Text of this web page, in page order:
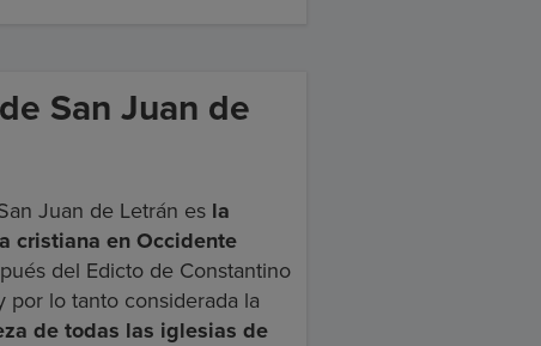
San Juan de
Juan de Letrán es la
cristiana en Occidente
del Edicto de Constantino
por lo tanto considerada la
de todas las iglesias de